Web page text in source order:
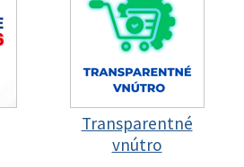
Transparentné
vnútro